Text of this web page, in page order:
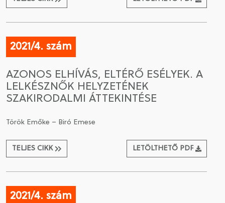
2021/4. szám
AZONOS ELHÍVÁS, ELTÉRŐ ESÉLYEK. A
LELKÉSZNŐK HELYZETÉNEK
SZAKIRODALMI ÁTTEKINTÉSE
Török Emőke – Biró Emese
TELJES CIKK LETÖLTHETŐ PDF
2021/4. szám